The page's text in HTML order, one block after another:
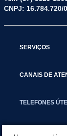
CNPJ: 16.784.720/
SERVIÇOS
CANAIS DE
TELEFONES